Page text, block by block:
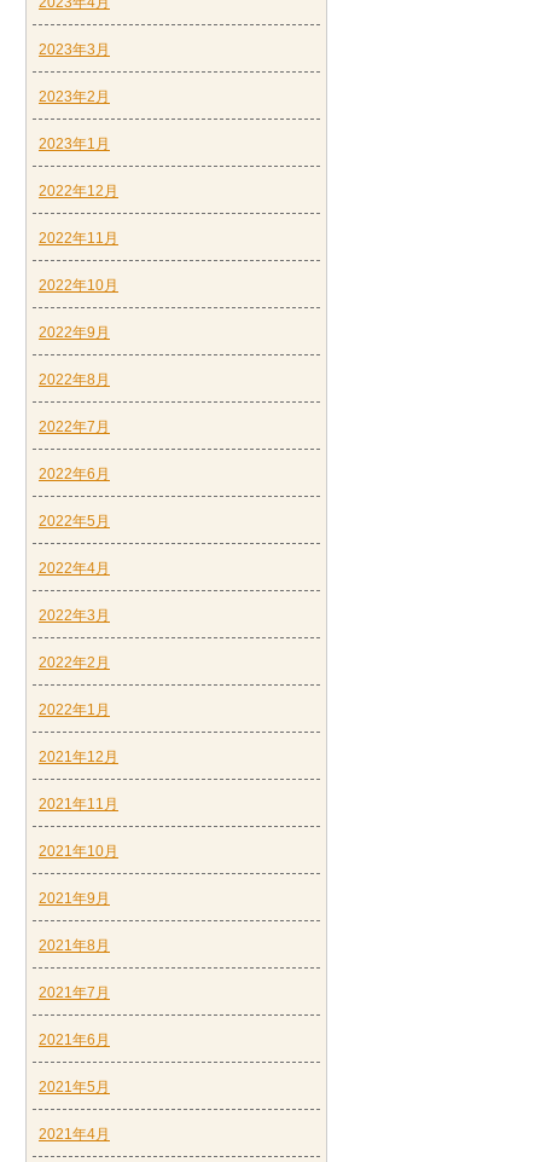
2023年3月
2023年2月
2023年1月
2022年12月
2022年11月
2022年10月
2022年9月
2022年8月
2022年7月
2022年6月
2022年5月
2022年4月
2022年3月
2022年2月
2022年1月
2021年12月
2021年11月
2021年10月
2021年9月
2021年8月
2021年7月
2021年6月
2021年5月
2021年4月